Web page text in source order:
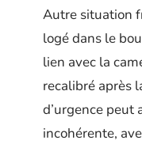
Autre situation
logé dans le
lien avec la
recalibré après
d’urgence peut
incohérente,